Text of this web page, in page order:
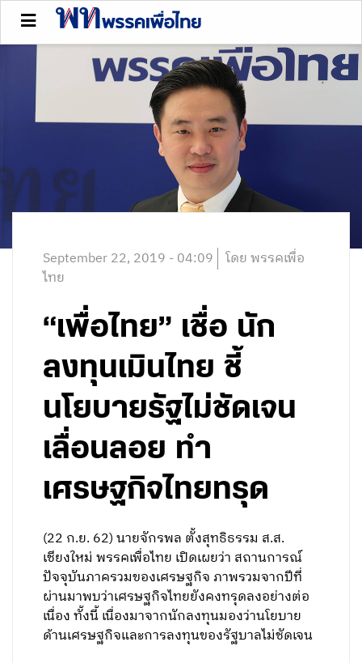
September 22, 2019 - 04:09 โดย พรรคเพื่อ
ไทย
“เพื่อไทย” เชื่อ นัก
ลงทุนเมินไทย ชี้
นโยบายรัฐไม่ชัดเจน
เลื่อนลอย ทำ
เศรษฐกิจไทยทรุด
(22 ก.ย. 62) นายจักรพล ตั้งสุทธิธรรม ส.ส.
เชียงใหม่ พรรคเพื่อไทย เปิดเผยว่า สถานการณ์
ปัจจุบันภาครวมของเศรษฐกิจ ภาพรวมจากปีที่
ผ่านมาพบว่าเศรษฐกิจไทยยังคงทรุดลงอย่างต่อ
เนื่อง ทั้งนี้ เนื่องมาจากนักลงทุนมองว่านโยบาย
ด้านเศรษฐกิจและการลงทุนของรัฐบาลไม่ชัดเจน